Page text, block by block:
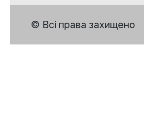
© Всі права захищено